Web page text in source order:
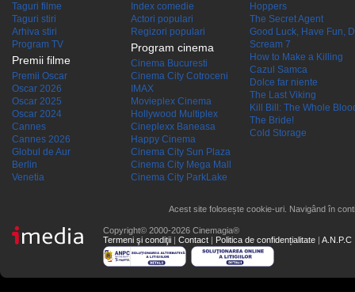
Taguri filme
Taguri stiri
Arhiva stiri
Program TV
Premii filme
Premii Oscar
Oscar 2026
Oscar 2025
Oscar 2024
Cannes
Cannes 2026
Globul de Aur
Berlin
Venetia
Index comedie
Actori populari
Regizori populari
Program cinema
Cinema Bucuresti
Cinema City Cotroceni
IMAX
Movieplex Cinema
Hollywood Multiplex
Cineplexx Baneasa
Happy Cinema
Cinema City Sun Plaza
Cinema City Mega Mall
Cinema City ParkLake
Hoppers
The Secret Agent
Good Luck, Have Fun,
Scream 7
How to Make a Killing
Cazul Samca
Dolce far niente
The Last Viking
Kill Bill: The Whole
The Bride!
Cold Storage
Acest site folosește cookie-uri. Navigând în
Copyright© 2000-2026 Cinemagia®
Termeni şi condiţii | Contact | Politica de confidențialitate | A.N.P.C